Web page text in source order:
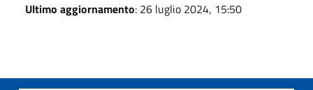
Ultimo aggiornamento: 26 luglio 2024, 15:50